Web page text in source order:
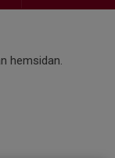
hemsidan.